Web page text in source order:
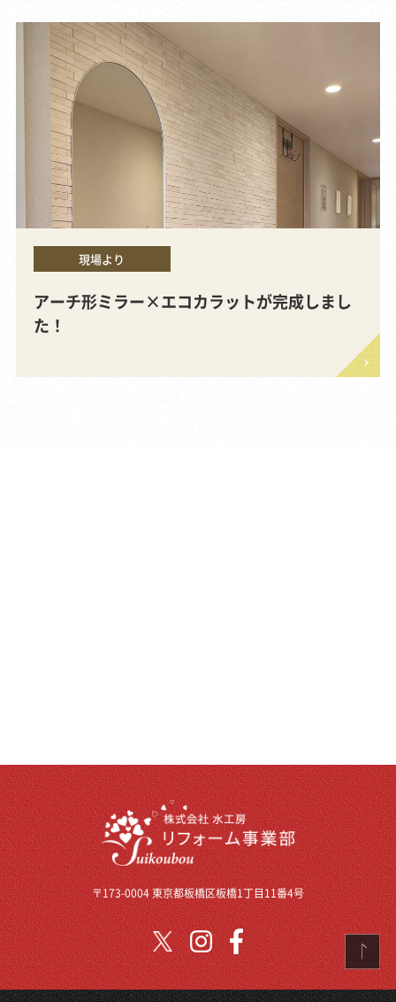
現場より
アーチ形ミラー×エコカラットが完成しまし
た！
〒173-0004 東京都板橋区板橋1丁目11番4号